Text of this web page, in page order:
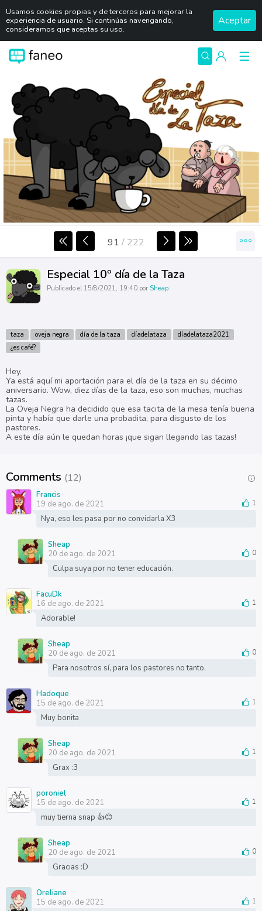
Usamos cookies propias y de terceros para mejorar la
experiencia de usuario. Si continúas navengando,
consideramos que aceptas su uso.
Aceptar
91 / 222
Especial 10º día de la Taza
Publicado el 15/8/2021, 19:40 por Sheap
taza oveja negra día de la taza díadelataza
díadelataza2021
¿es café?
Hey.
Ya está aquí mi aportación para el día de la taza en su décimo
aniversario. Wow, diez días de la taza, eso son muchas, muchas
tazas.
La Oveja Negra ha decidido que esa tacita de la mesa tenía buena
pinta y había que darle una probadita, para disgusto de los
pastores.
A este día aún le quedan horas ¡que sigan llegando las tazas!
Comments (12)
Francis
19 de ago. de 2021
1
Nya, eso les pasa por no convidarla X3
Sheap
20 de ago. de 2021
0
Culpa suya por no tener educación.
FacuDk
16 de ago. de 2021
1
Adorable!
Sheap
20 de ago. de 2021
0
Para nosotros sí, para los pastores no tanto.
Hadoque
15 de ago. de 2021
1
Muy bonita
Sheap
20 de ago. de 2021
1
Grax :3
poroniel
15 de ago. de 2021
1
muy tierna snap 👍😊
Sheap
20 de ago. de 2021
0
Gracias :D
Oreliane
15 de ago. de 2021
1